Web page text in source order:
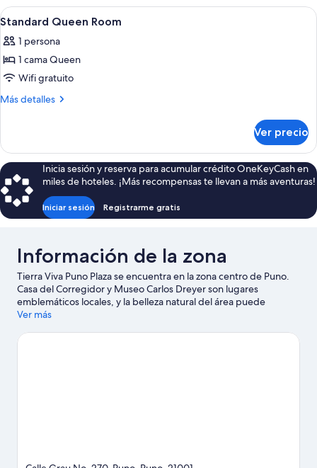
con
2
individuales
Abrir
todas
las
fotos
de
Standard
Caja de seguridad en la habitación,
4
Standard Queen Room
1 persona
1 cama Queen
Wifi gratuito
Más detalles
Más
Queen
Room
Ver precio
Inicia sesión y reserva para acumular crédito OneKeyCash en
miles de hoteles. ¡Más recompensas te llevan a más aventuras!
Iniciar sesión Registrarme gratis
Información de la zona
Tierra Viva Puno Plaza se encuentra en la zona centro de Puno.
Casa del Corregidor y Museo Carlos Dreyer son lugares
emblemáticos locales, y la belleza natural del área puede
apreciarse en Lago Titicaca - Puno (y alrededores) y Cerro
en la ciudad? Consulta el calendario de Estadio Enrique Torres
Ver más